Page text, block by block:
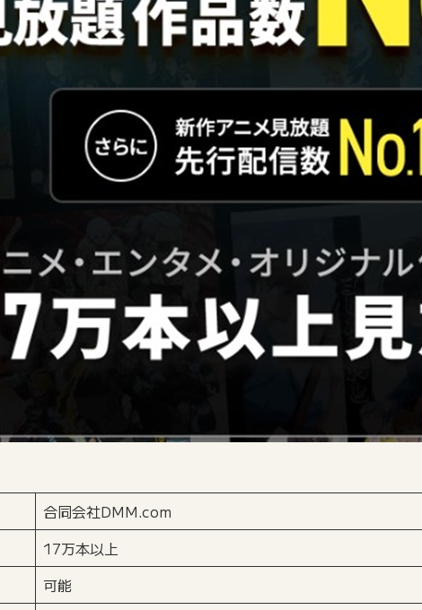
合同会社DMM.com
17万本以上
可能